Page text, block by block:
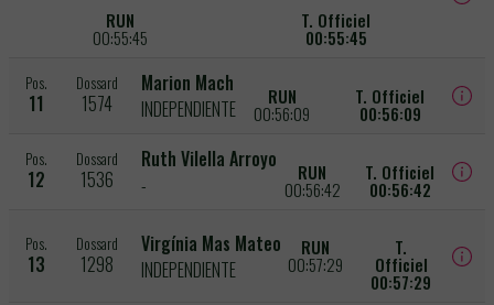
RUN
00:55:45
T. Officiel
00:55:45
Pos.
11
Dossard
1574
Marion Mach
INDEPENDIENTE
RUN
00:56:09
T. Officiel
00:56:09
Pos.
12
Dossard
1536
Ruth Vilella Arroyo
-
RUN
00:56:42
T. Officiel
00:56:42
Pos.
13
Dossard
1298
Virgínia Mas Mateo
INDEPENDIENTE
RUN
00:57:29
T.
Officiel
00:57:29